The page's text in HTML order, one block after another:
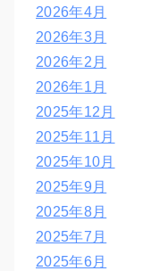
2026年4月
2026年3月
2026年2月
2026年1月
2025年12月
2025年11月
2025年10月
2025年9月
2025年8月
2025年7月
2025年6月